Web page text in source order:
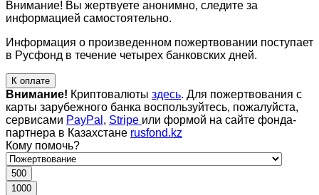
Внимание! Вы жертвуете анонимно, следите за
информацией самостоятельно.
Информация о произведенном пожертвовании поступает
в Русфонд в течение четырех банковских дней.
К оплате
Внимание! Криптовалюты здесь. Для пожертвования с
карты зарубежного банка воспользуйтесь, пожалуйста,
сервисами PayPal , Stripe или формой на сайте фонда-
партнера в Казахстане rusfond.kz
Кому помочь?
500
1000